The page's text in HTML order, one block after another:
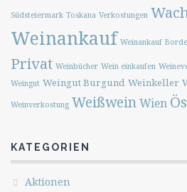
Südsteiermark Toskana Verkostungen
Weinankauf Weinankauf
Privat Weinbücher Wein einkaufen
Weingut Weingut Burgund Weinkeller
Weinverkostung WeißweinWien
KATEGORIEN
Aktionen